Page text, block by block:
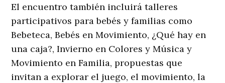
El encuentro también incluirá talleres
participativos para bebés y familias como
Bebeteca, Bebés en Movimiento, ¿Qué hay en
una caja?, Invierno en Colores y Música y
Movimiento en Familia, propuestas que
invitan a explorar el juego, el movimiento, la